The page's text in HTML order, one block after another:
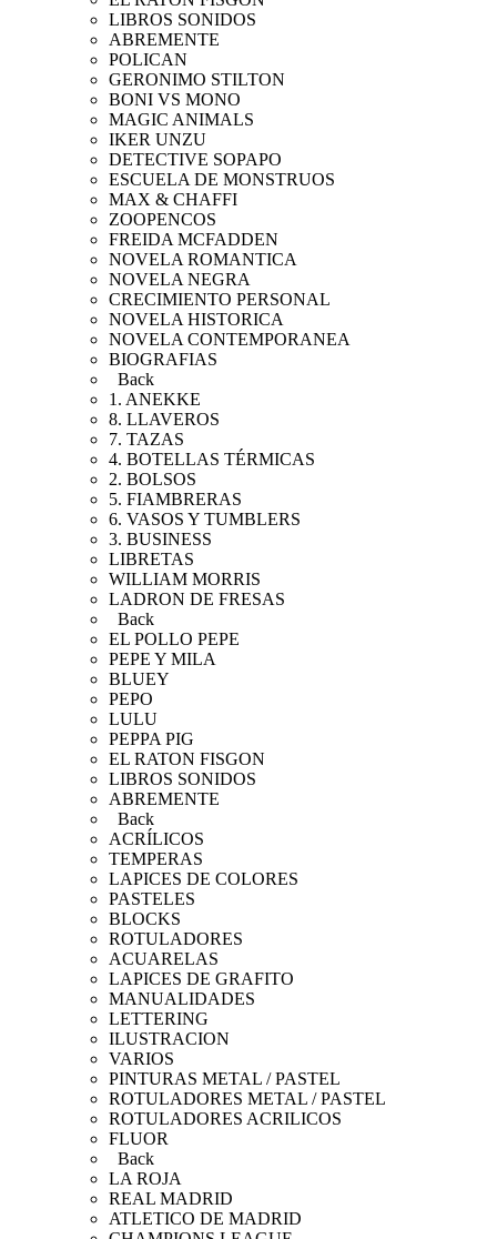
LIBROS SONIDOS
ABREMENTE
POLICAN
GERONIMO STILTON
BONI VS MONO
MAGIC ANIMALS
IKER UNZU
DETECTIVE SOPAPO
ESCUELA DE MONSTRUOS
MAX & CHAFFI
ZOOPENCOS
FREIDA MCFADDEN
NOVELA ROMANTICA
NOVELA NEGRA
CRECIMIENTO PERSONAL
NOVELA HISTORICA
NOVELA CONTEMPORANEA
BIOGRAFIAS
Back
1. ANEKKE
8. LLAVEROS
7. TAZAS
4. BOTELLAS TÉRMICAS
2. BOLSOS
5. FIAMBRERAS
6. VASOS Y TUMBLERS
3. BUSINESS
LIBRETAS
WILLIAM MORRIS
LADRON DE FRESAS
Back
EL POLLO PEPE
PEPE Y MILA
BLUEY
PEPO
LULU
PEPPA PIG
EL RATON FISGON
LIBROS SONIDOS
ABREMENTE
Back
ACRÍLICOS
TEMPERAS
LAPICES DE COLORES
PASTELES
BLOCKS
ROTULADORES
ACUARELAS
LAPICES DE GRAFITO
MANUALIDADES
LETTERING
ILUSTRACION
VARIOS
PINTURAS METAL / PASTEL
ROTULADORES METAL / PASTEL
ROTULADORES ACRILICOS
FLUOR
Back
LA ROJA
REAL MADRID
ATLETICO DE MADRID